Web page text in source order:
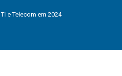
e Telecom em 2024